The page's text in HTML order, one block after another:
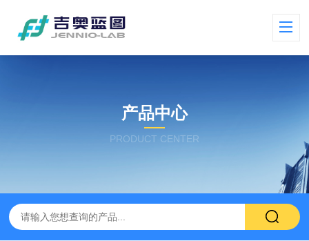
产品中心
PRODUCT CENTER